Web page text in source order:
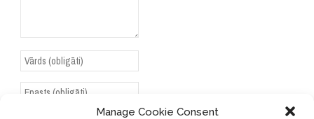
Manage Cookie Consent